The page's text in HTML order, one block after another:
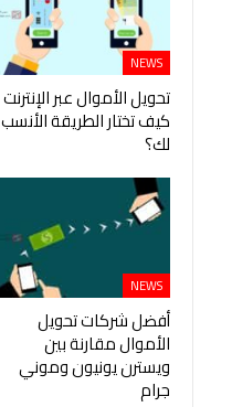
NEWS
تحويل الأموال عبر الإنترنت
كيف تختار الطريقة الأنسب
لك؟
NEWS
أفضل شركات تحويل
الأموال مقارنة بين
ويسترن يونيون وموني
جرام